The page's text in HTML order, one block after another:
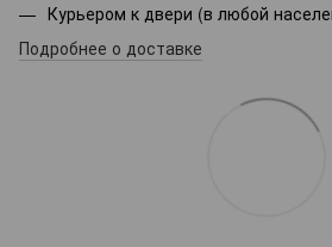
Курьером к двери (в любой
Подробнее о доставке